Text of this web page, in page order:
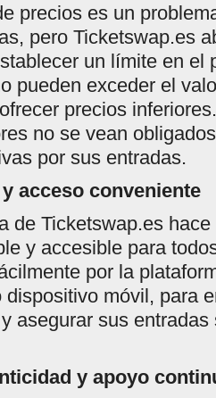
precios es un
pero Ticketswap.es
un límite en el
pueden exceder el
precios
no se vean
por sus entradas.
acceso conveniente
de Ticketswap.es
y accesible para
por la
móvil, para
asegurar sus entradas
y apoyo